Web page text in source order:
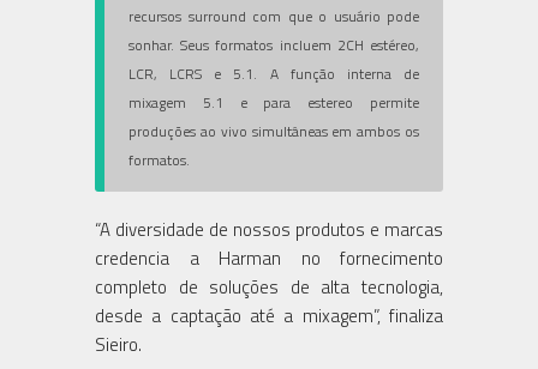
recursos surround com que o usuário pode
sonhar. Seus formatos incluem 2CH estéreo,
LCR, LCRS e 5.1. A função interna de
mixagem 5.1 e para estereo permite
produções ao vivo simultâneas em ambos os
formatos.
“A diversidade de nossos produtos e marcas
credencia a Harman no fornecimento
completo de soluções de alta tecnologia,
desde a captação até a mixagem”, finaliza
Sieiro.